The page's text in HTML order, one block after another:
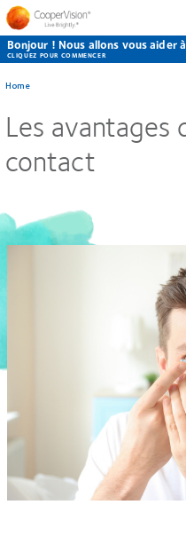
Aller
au
contenu
Bonjour ! Nous allons vous aider
CLIQUEZ POUR COMMENCER
Home
Les avantages
contact